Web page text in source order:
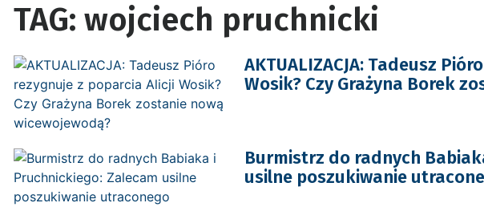
TAG: wojciech pruchnicki
AKTUALIZACJA: Tadeusz
Wosik? Czy Grażyna Borek
Burmistrz do radnych
usilne poszukiwanie